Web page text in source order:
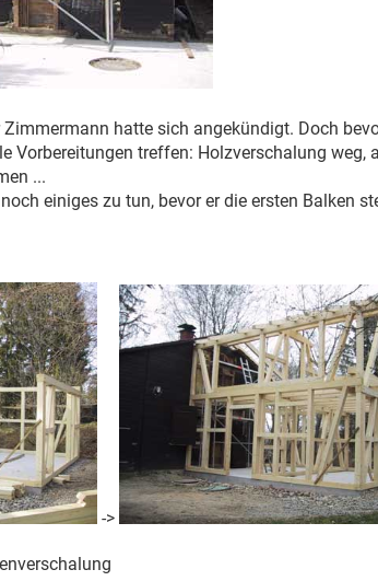
hatte sich angekündigt. Doch
Vorbereitungen treffen: Holzverschalung weg,
...
einiges zu tun, bevor er die ersten Balken
->